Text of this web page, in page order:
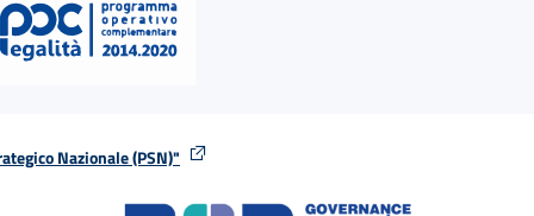
Nazionale (PSN)"